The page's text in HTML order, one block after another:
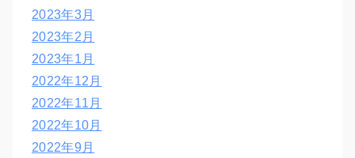
2023年3月
2023年2月
2023年1月
2022年12月
2022年11月
2022年10月
2022年9月